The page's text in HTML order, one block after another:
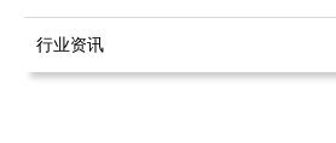
行业资讯